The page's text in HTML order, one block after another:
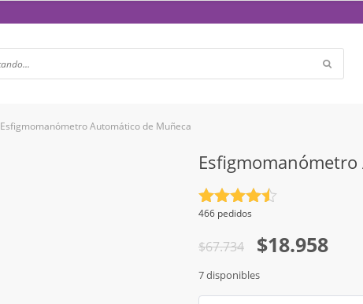
Esfigmomanómetro Automático de Muñeca
Valorado
con
de 5
466 pedidos
$67.734
El
precio
original
$18.958
El
precio
actual
7 disponibles